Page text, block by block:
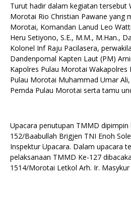
Turut hadir dalam kegiatan tersebut
Morotai Rio Christian Pawane yang
Morotai, Komandan Lanud Leo
Heru Setiyono, S.E., M.M., M.Han.,
Kolonel Inf Raju Pacilasera,
Dandenpomal Kapten Laut (PM)
Kapolres Pulau Morotai Wakapolres
Pulau Morotai Muhammad Umar Ali,
Pemda Pulau Morotai serta tamu
Upacara penutupan TMMD
152/Baabullah Brigjen TNI Enoh
Inspektur Upacara. Dalam upacara
pelaksanaan TMMD Ke-127
1514/Morotai Letkol Arh. Ir. Masykur